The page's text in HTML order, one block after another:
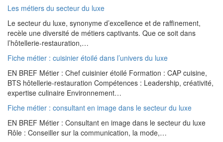
Les métiers du secteur du luxe
Le secteur du luxe, synonyme d’excellence et de raffinement,
recèle une diversité de métiers captivants. Que ce soit dans
l’hôtellerie-restauration,…
Fiche métier : cuisinier étoilé dans l’univers du luxe
EN BREF Métier : Chef cuisinier étoilé Formation : CAP cuisine,
BTS hôtellerie-restauration Compétences : Leadership, créativité,
expertise culinaire Environnement…
Fiche métier : consultant en image dans le secteur du luxe
EN BREF Métier : Consultant en image dans le secteur du luxe
Rôle : Conseiller sur la communication, la mode,…